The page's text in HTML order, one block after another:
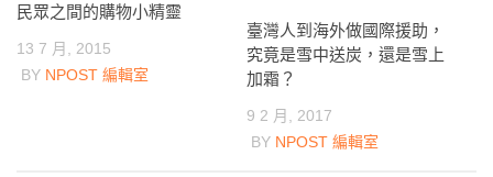
民眾之間的購物小精靈
13 7 月, 2015
BY NPOST 編輯室
臺灣人到海外做國際援助，
究竟是雪中送炭，還是雪上
加霜？
9 2 月, 2017
BY NPOST 編輯室